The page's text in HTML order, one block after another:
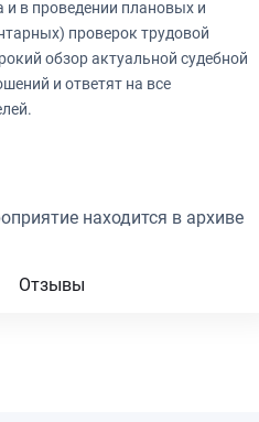
и в проведении плановых и
проверок трудовой
обзор актуальной судебной
и ответят на все
находится в архиве
Отзывы